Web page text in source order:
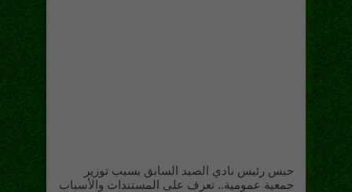
حبس رئيس نادي الصيد السابق بسبب توزير
جمعية عمومية.. تعرف على المستندات والأسباب